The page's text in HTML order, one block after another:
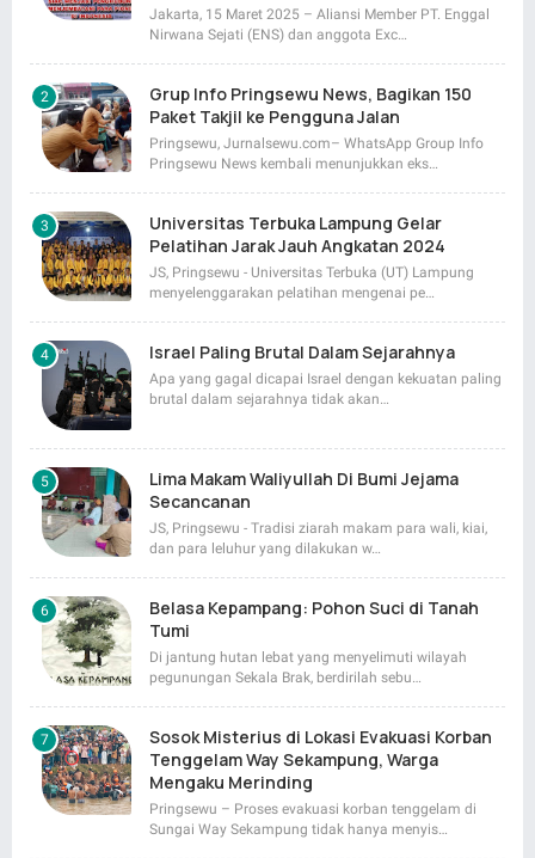
Jakarta, 15 Maret 2025 – Aliansi Member PT. Enggal
Nirwana Sejati (ENS) dan anggota Exc…
Grup Info Pringsewu News, Bagikan 150
Paket Takjil ke Pengguna Jalan
Pringsewu, Jurnalsewu.com– WhatsApp Group Info
Pringsewu News kembali menunjukkan eks…
Universitas Terbuka Lampung Gelar
Pelatihan Jarak Jauh Angkatan 2024
JS, Pringsewu - Universitas Terbuka (UT) Lampung
menyelenggarakan pelatihan mengenai pe…
Israel Paling Brutal Dalam Sejarahnya
Apa yang gagal dicapai Israel dengan kekuatan paling
brutal dalam sejarahnya tidak akan…
Lima Makam Waliyullah Di Bumi Jejama
Secancanan
JS, Pringsewu - Tradisi ziarah makam para wali, kiai,
dan para leluhur yang dilakukan w…
Belasa Kepampang: Pohon Suci di Tanah
Tumi
Di jantung hutan lebat yang menyelimuti wilayah
pegunungan Sekala Brak, berdirilah sebu…
Sosok Misterius di Lokasi Evakuasi Korban
Tenggelam Way Sekampung, Warga
Mengaku Merinding
Pringsewu – Proses evakuasi korban tenggelam di
Sungai Way Sekampung tidak hanya menyis…